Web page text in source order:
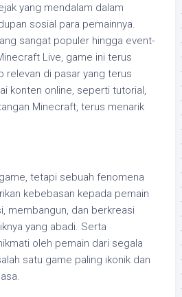
yang mendalam dalam
sosial para pemainnya.
sangat populer hingga event-
Live, game ini terus
relevan di pasar yang terus
konten online, seperti tutorial,
Minecraft, terus menarik
tetapi sebuah fenomena
kebebasan kepada pemain
membangun, dan berkreasi
yang abadi. Serta
oleh pemain dari segala
satu game paling ikonik dan